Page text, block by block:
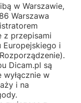
w Warszawie,
Warszawa
z przepisami
Europejskiego i
Dicam.pl są
w
i na